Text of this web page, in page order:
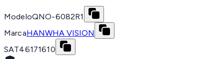
ModeloQNO-6082R1
MarcaHANWHA VISION
SAT46171610